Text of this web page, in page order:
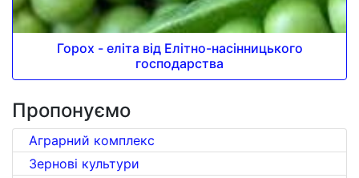
Горох - еліта від Елітно-насінницького
господарства
Пропонуємо
Аграрний комплекс
Зернові культури